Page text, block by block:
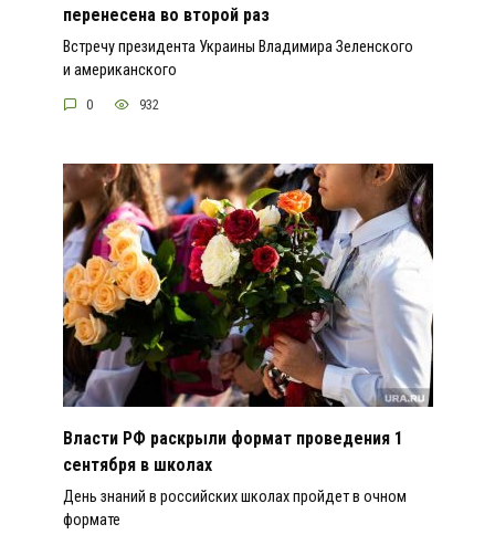
перенесена во второй раз
Встречу президента Украины Владимира Зеленского
и американского
0 932
Власти РФ раскрыли формат проведения 1
сентября в школах
День знаний в российских школах пройдет в очном
формате